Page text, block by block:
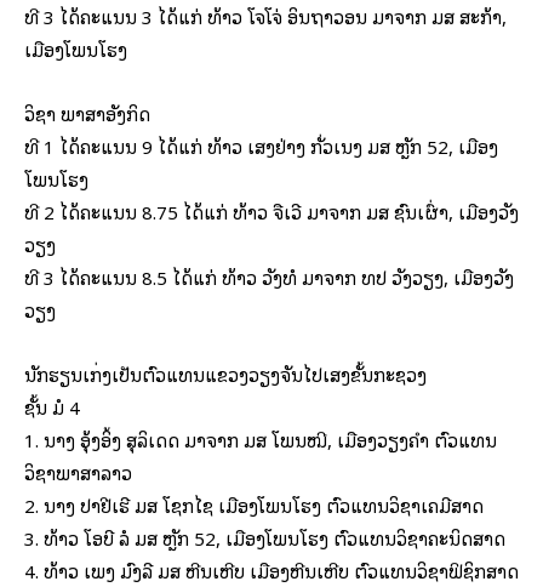
ທີ 3 ໄດ້ຄະແນນ 3 ໄດ້ແກ່ ທ້າວ ໂຈໂຈ່ ອິນຖາວອນ ມາຈາກ ມສ ສະກ້າ,
ເມືອງໂພນໂຮງ
ວິຊາ ພາສາອັງກິດ
ທີ 1 ໄດ້ຄະແນນ 9 ໄດ້ແກ່ ທ້າວ ເສັງຢ່າງ ກັ່ວເນັງ ມສ ຫຼັກ 52, ເມືອງ
ໂພນໂຮງ
ທີ 2 ໄດ້ຄະແນນ 8.75 ໄດ້ແກ່ ທ້າວ ຈືເວີ ມາຈາກ ມສ ຊົນເຜົ່າ, ເມືອງວັງ
ວຽງ
ທີ 3 ໄດ້ຄະແນນ 8.5 ໄດ້ແກ່ ທ້າວ ວັງທໍ ມາຈາກ ທປ ວັງວຽງ, ເມືອງວັງ
ວຽງ
ນັກຮຽນເກັ່ງເປັນຕົວແທນແຂວງວຽງຈັນໄປເສັງຂັ້ນກະຊວງ
ຊັ້ນ ມໍ 4
1. ນາງ ອຸ້ງອິ້ງ ສຸລິເດດ ມາຈາກ ມສ ໂພນໝີ, ເມືອງວຽງຄຳ ຕົວແທນ
ວິຊາພາສາລາວ
2. ນາງ ປາຢີເຮີ ມສ ໂຊກໄຊ ເມືອງໂພນໂຮງ ຕົວແທນວິຊາເຄມີສາດ
3. ທ້າວ ໂອບີ ລໍ ມສ ຫຼັກ 52, ເມືອງໂພນໂຮງ ຕົວແທນວິຊາຄະນິດສາດ
4. ທ້າວ ເພັງ ມົງລີ ມສ ຫີນເຫີບ ເມືອງຫີນເຫີບ ຕົວແທນວິຊາຟິຊິກສາດ